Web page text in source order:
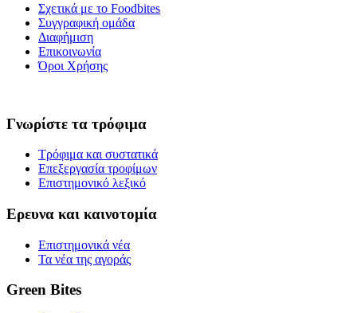
Σχετικά με το Foodbites
Συγγραφική ομάδα
Διαφήμιση
Επικοινωνία
Όροι Χρήσης
Γνωρίστε τα τρόφιμα
Τρόφιμα και συστατικά
Επεξεργασία τροφίμων
Επιστημονικό λεξικό
Ερευνα και καινοτομία
Επιστημονικά νέα
Τα νέα της αγοράς
Green Bites